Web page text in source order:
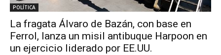
POLÍTICA
La fragata Álvaro de Bazán, con base en
Ferrol, lanza un misil antibuque Harpoon en
un ejercicio liderado por EE.UU.